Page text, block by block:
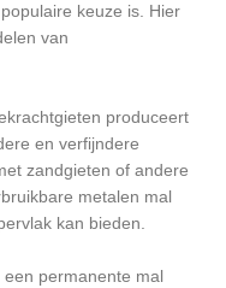
keuze is. Hier
van
produceert
en verfijndere
zandgieten of andere
metalen mal
kan bieden.
permanente mal